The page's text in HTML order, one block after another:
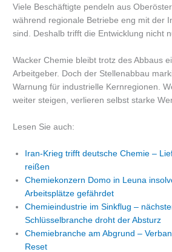
Viele Beschäftigte pendeln aus
während regionale Betriebe eng mit der
sind. Deshalb trifft die Entwicklung nicht
Wacker Chemie bleibt trotz des Abbaus
Arbeitgeber. Doch der Stellenabbau
Warnung für industrielle Kernregionen.
weiter steigen, verlieren selbst starke
Lesen Sie auch:
Iran-Krieg trifft deutsche Chemie –
reißen
Chemiekonzern Domo in Leuna
Arbeitsplätze gefährdet
Chemieindustrie im Sinkflug –
Schlüsselbranche droht der Absturz
Chemiebranche am Abgrund –
Reset